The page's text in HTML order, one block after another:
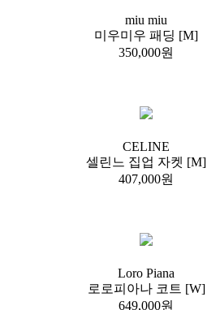
miu miu
미우미우 패딩 [M]
350,000원
CELINE
셀린느 집업 자켓 [M]
407,000원
Loro Piana
로로피아나 코트 [W]
649,000원